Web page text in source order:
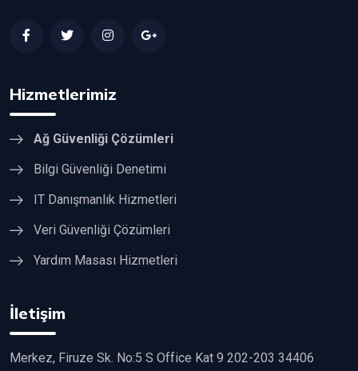
Hizmetlerimiz
Ağ Güvenliği Çözümleri
Bilgi Güvenliği Denetimi
IT Danışmanlık Hizmetleri
Veri Güvenliği Çözümleri
Yardım Masası Hizmetleri
İletişim
Merkez, Firuze Sk. No:5 S Office Kat 9 202-203 34406